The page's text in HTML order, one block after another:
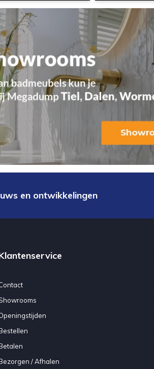
en ontwikkelingen
/ Afhalen